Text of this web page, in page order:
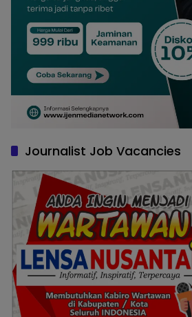
Journalist Job Vacancies